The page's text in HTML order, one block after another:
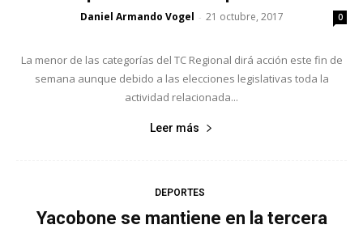
Daniel Armando Vogel - 21 octubre, 2017 0
La menor de las categorías del TC Regional dirá acción este fin de
semana aunque debido a las elecciones legislativas toda la
actividad relacionada...
Leer más
DEPORTES
Yacobone se mantiene en la tercera